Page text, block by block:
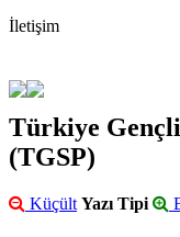
İletişim
Türkiye
(TGSP)
Küçült Yazı Tipi